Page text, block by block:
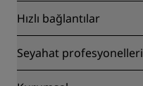
Hızlı bağlantılar
Radisson Rewards
Blog
Seyahat profesyonelleri